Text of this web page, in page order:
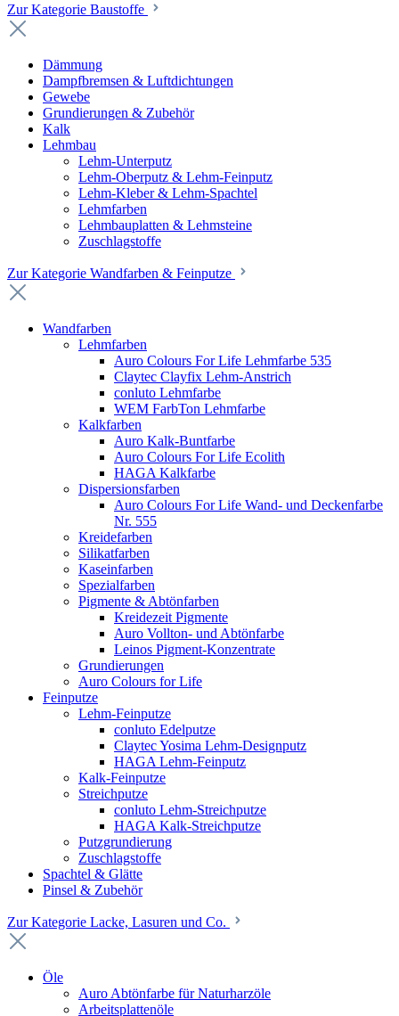
Zur Kategorie Baustoffe
Dämmung
Dampfbremsen & Luftdichtungen
Gewebe
Grundierungen & Zubehör
Kalk
Lehmbau
Lehm-Unterputz
Lehm-Oberputz & Lehm-Feinputz
Lehm-Kleber & Lehm-Spachtel
Lehmfarben
Lehmbauplatten & Lehmsteine
Zuschlagstoffe
Zur Kategorie Wandfarben & Feinputze
Wandfarben
Lehmfarben
Auro Colours For Life Lehmfarbe 535
Claytec Clayfix Lehm-Anstrich
conluto Lehmfarbe
WEM FarbTon Lehmfarbe
Kalkfarben
Auro Kalk-Buntfarbe
Auro Colours For Life Ecolith
HAGA Kalkfarbe
Dispersionsfarben
Auro Colours For Life Wand- und Deckenfarbe
Nr. 555
Kreidefarben
Silikatfarben
Kaseinfarben
Spezialfarben
Pigmente & Abtönfarben
Kreidezeit Pigmente
Auro Vollton- und Abtönfarbe
Leinos Pigment-Konzentrate
Grundierungen
Auro Colours for Life
Feinputze
Lehm-Feinputze
conluto Edelputze
Claytec Yosima Lehm-Designputz
HAGA Lehm-Feinputz
Kalk-Feinputze
Streichputze
conluto Lehm-Streichputze
HAGA Kalk-Streichputze
Putzgrundierung
Zuschlagstoffe
Spachtel & Glätte
Pinsel & Zubehör
Zur Kategorie Lacke, Lasuren und Co.
Öle
Auro Abtönfarbe für Naturharzöle
Arbeitsplattenöle